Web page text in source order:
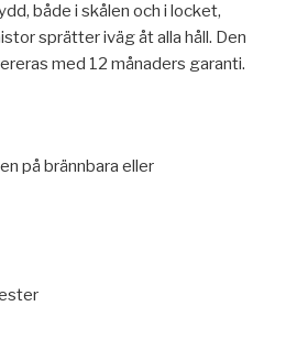
både i skålen och i locket,
sprätter iväg åt alla håll. Den
med 12 månaders garanti.
på brännbara eller